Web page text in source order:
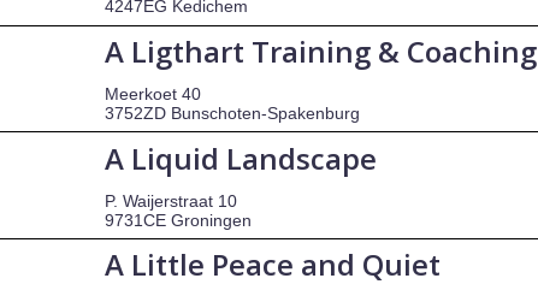
4247EG Kedichem
A Ligthart Training & Coaching
Meerkoet 40
3752ZD Bunschoten-Spakenburg
A Liquid Landscape
P. Waijerstraat 10
9731CE Groningen
A Little Peace and Quiet